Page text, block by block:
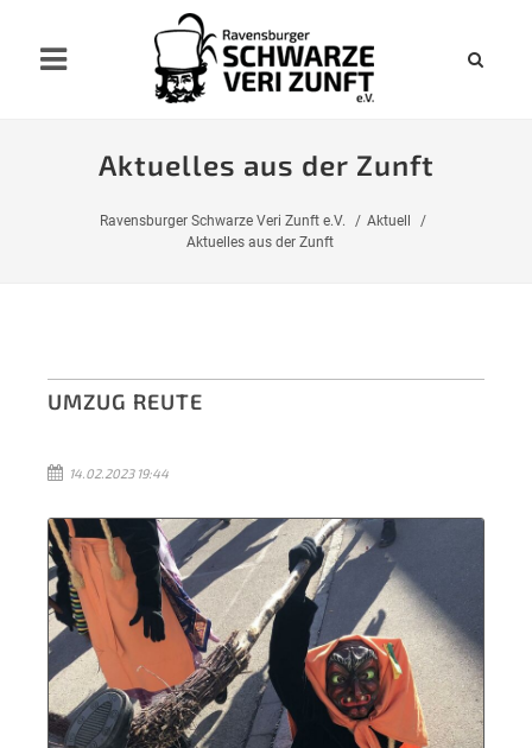
Aktuelles aus der Zunft
Ravensburger Schwarze Veri Zunft e.V.
Aktuell
Aktuelles aus der Zunft
UMZUG REUTE
14.02.2023 19:44